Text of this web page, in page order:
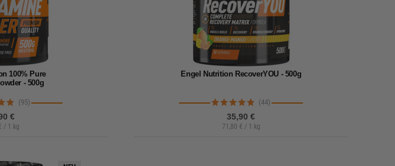
100% Pure
- 500g
(95)
€
/ 1 kg
Engel Nutrition RecoverYOU - 500g
(44)
35,90 €
71,80 € / 1 kg